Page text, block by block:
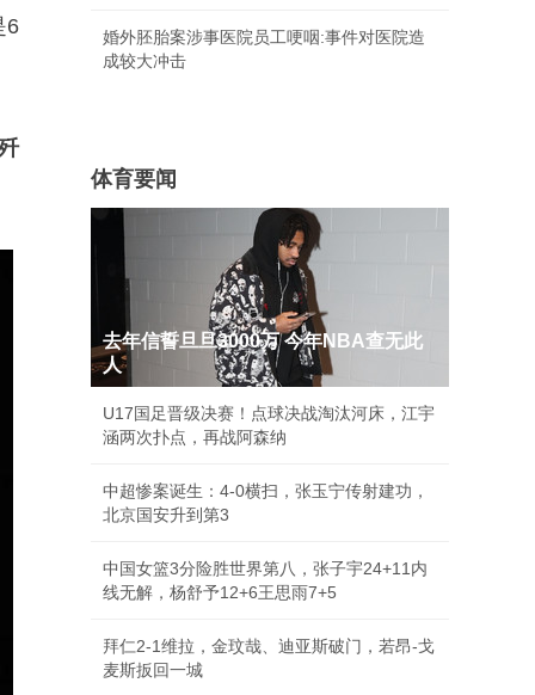
6
婚外胚胎案涉事医院员工哽咽:事件对医院造
成较大冲击
体育要闻
去年信誓旦旦3000万 今年NBA查无此
人
U17国足晋级决赛！点球决战淘汰河床，江宇
涵两次扑点，再战阿森纳
中超惨案诞生：4-0横扫，张玉宁传射建功，
北京国安升到第3
中国女篮3分险胜世界第八，张子宇24+11内
线无解，杨舒予12+6王思雨7+5
拜仁2-1维拉，金玟哉、迪亚斯破门，若昂-戈
麦斯扳回一城